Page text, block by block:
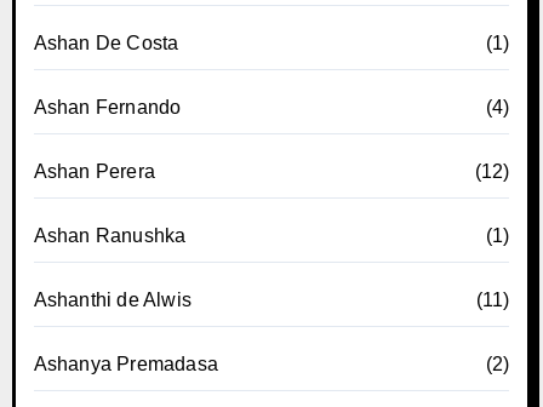
Ashan De Costa (1)
Ashan Fernando (4)
Ashan Perera (12)
Ashan Ranushka (1)
Ashanthi de Alwis (11)
Ashanya Premadasa (2)